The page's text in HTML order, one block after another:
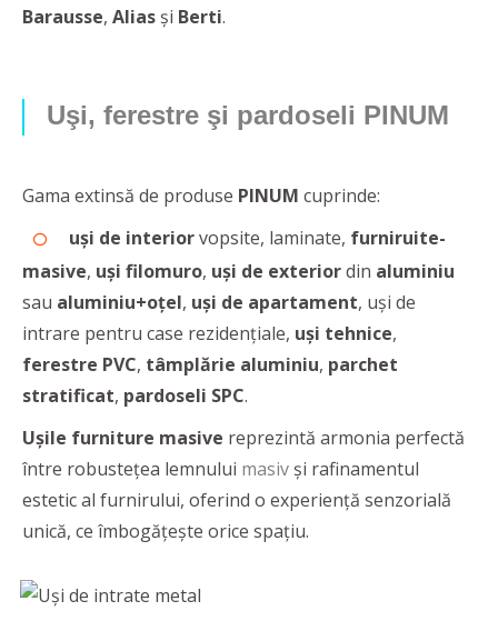
Barausse, Alias și Berti.
Uşi, ferestre şi pardoseli PINUM
Gama extinsă de produse PINUM cuprinde:
uși de interiorvopsite, laminate, furniruite-
masive, uși filomuro, uși de exteriordin aluminiu
sau aluminiu+oțel, uși de apartament, uși de
intrare pentru case rezidențiale, uși tehnice,
ferestre PVC, tâmplărie aluminiu, parchet
stratificat, pardoseli SPC.
Ușile furniture masive reprezintă armonia perfectă
între robustețea lemnului masiv și rafinamentul
estetic al furnirului, oferind o experiență senzorială
unică, ce îmbogățește orice spațiu.